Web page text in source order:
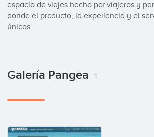
espacio de viajes hecho por viajeros y
donde el producto, la experiencia y el
únicos.
Galería Pangea 1